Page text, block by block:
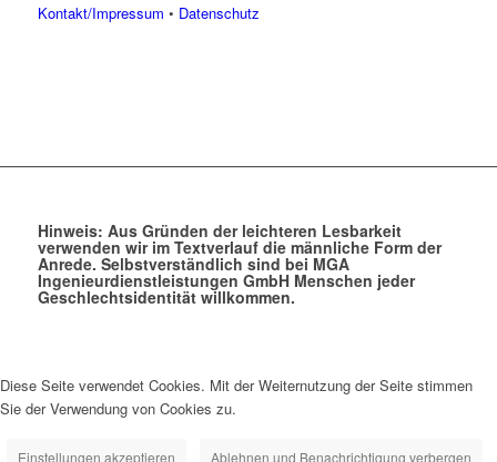
Kontakt/Impressum • Datenschutz
Hinweis: Aus Gründen der leichteren Lesbarkeit
verwenden wir im Textverlauf die männliche Form der
Anrede. Selbstverständlich sind bei MGA
Ingenieurdienstleistungen GmbH Menschen jeder
Geschlechtsidentität willkommen.
Diese Seite verwendet Cookies. Mit der Weiternutzung der Seite stimmen
Sie der Verwendung von Cookies zu.
Einstellungen akzeptieren Ablehnen und Benachrichtigung verbergen